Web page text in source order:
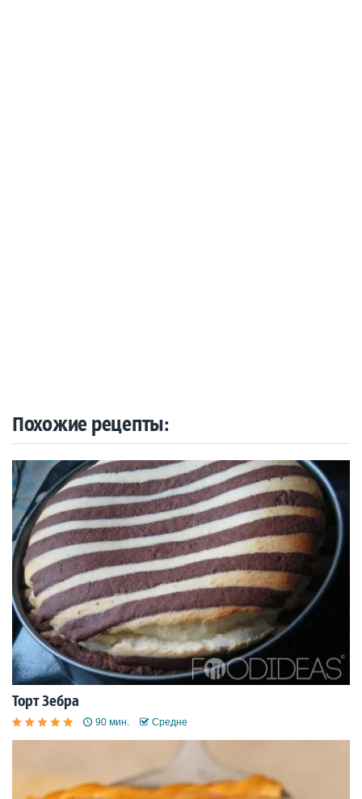
Похожие рецепты:
Торт Зебра
90 мин. Средне